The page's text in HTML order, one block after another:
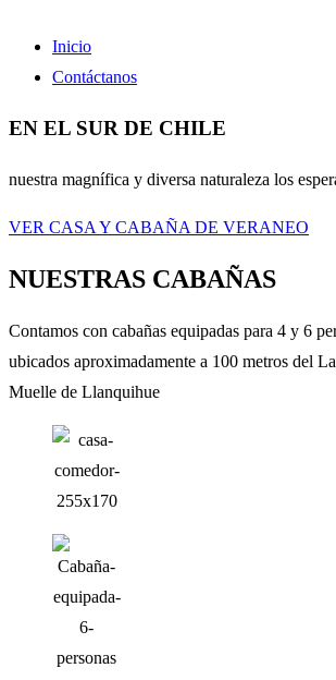
Inicio
Contáctanos
EN EL SUR DE CHILE
nuestra magnífica y diversa naturaleza los
VER CASA Y CABAÑA DE VERANEO
NUESTRAS CABAÑAS
Contamos con cabañas equipadas para 4 y 6
ubicados aproximadamente a 100 metros del
Muelle de Llanquihue